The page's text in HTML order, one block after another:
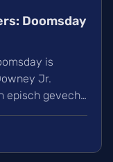
Doomsday
is
Jr.
episch gevecht
de terugkeer
de originele